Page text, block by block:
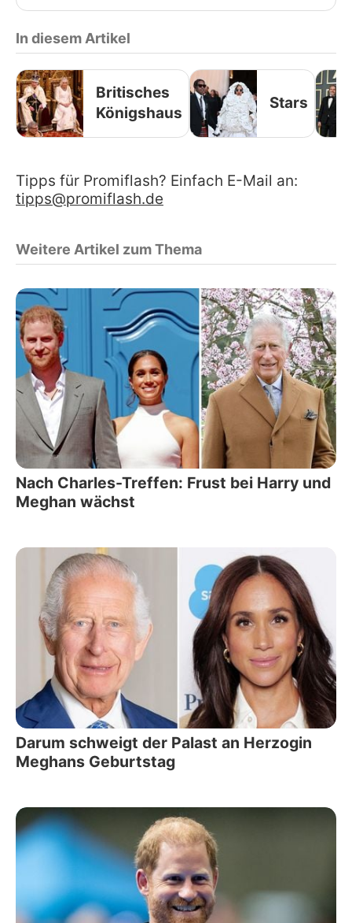
In diesem Artikel
Britisches
Königshaus
Stars
Tipps für Promiflash? Einfach E-Mail an:
tipps@promiflash.de
Weitere Artikel zum Thema
Nach Charles-Treffen: Frust bei Harry und
Meghan wächst
Darum schweigt der Palast an Herzogin
Meghans Geburtstag